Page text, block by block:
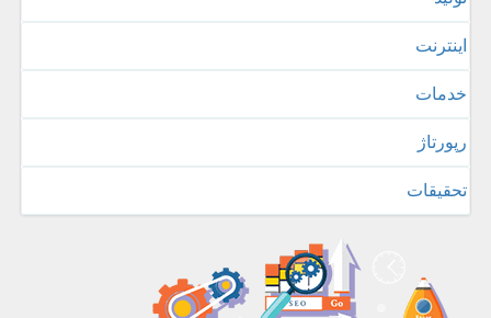
اینترنت
خدمات
رپورتاژ
تحقیقات